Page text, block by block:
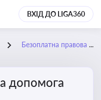
ВХІД ДО LIGA360
Безоплатна правова допомога
допомога